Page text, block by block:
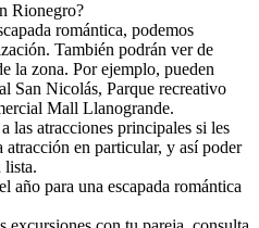
Rionegro?
romántica, podemos
También podrán ver de
la zona. Por ejemplo, pueden
San Nicolás, Parque recreativo
Mall Llanogrande.
las atracciones principales si les
atracción en particular, y así poder
lista.
año para una escapada romántica